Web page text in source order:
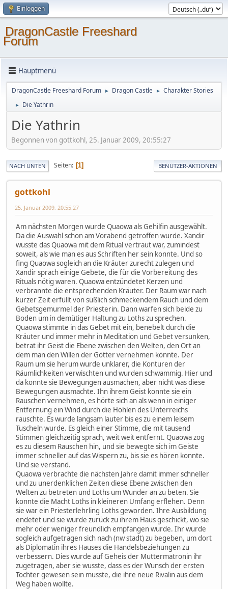
Einloggen
DragonCastle Freeshard
Forum
Hauptmenü
DragonCastle Freeshard Forum ► Dragon Castle ► Charakter Stories
► Die Yathrin
Die Yathrin
Begonnen von gottkohl, 25. Januar 2009, 20:55:27
NACH UNTEN Seiten 1 BENUTZER-AKTIONEN
gottkohl
25. Januar 2009, 20:55:27
Am nächsten Morgen wurde Quaowa als Gehilfin ausgewählt.
Da die Auswahl schon am Vorabend getroffen wurde. Xandir
wusste das Quaowa mit dem Ritual vertraut war, zumindest
soweit, als wie man es aus Schriften her sein konnte. Und so
fing Quaowa sogleich an die Kräuter zurecht zulegen und
Xandir sprach einige Gebete, die für die Vorbereitung des
Rituals nötig waren. Quaowa entzündetet Kerzen und
verbrannte die entsprechenden Kräuter. Der Raum war nach
kurzer Zeit erfüllt von süßlich schmeckendem Rauch und dem
Gebetsgemurmel der Priesterin. Dann warfen sich beide zu
Boden um in demütiger Haltung zu Loths zu sprechen.
Quaowa stimmte in das Gebet mit ein, benebelt durch die
Kräuter und immer mehr in Meditation und Gebet versunken,
betrat ihr Geist die Ebene zwischen den Welten, den Ort an
dem man den Willen der Götter vernehmen könnte. Der
Raum um sie herum wurde unklarer, die Konturen der
Räumlichkeiten verwischten und wurden schwammig. Hier und
da konnte sie Bewegungen ausmachen, aber nicht was diese
Bewegungen ausmachte. Ihn ihrem Geist konnte sie ein
Rauschen vernehmen, es hörte sich an als wenn in einiger
Entfernung ein Wind durch die Höhlen des Unterreichs
rauschte. Es wurde langsam lauter bis es zu einem leisem
Tuscheln wurde. Es gleich einer Stimme, die mit tausend
Stimmen gleichzeitig sprach, weit weit entfernt. Quaowa zog
es zu diesem Rauschen hin, und sie bewegte sich im Geiste
immer schneller auf das Wispern zu, bis sie es hören konnte.
Und sie verstand.
Quaowa verbrachte die nächsten Jahre damit immer schneller
und zu unerdenklichen Zeiten diese Ebene zwischen den
Welten zu betreten und Loths um Wunder an zu beten. Sie
konnte die Macht Loths in kleineren Umfang erflehen. Denn
sie war ein Priesterlehrling Loths geworden. Ihre Ausbildung
endetet und sie wurde zurück zu ihrem Haus geschickt, wo sie
mehr oder weniger freundlich empfangen wurde. Ihr wurde
sogleich aufgetragen sich nach (nw stadt) zu begeben, um dort
als Diplomatin ihres Hauses die Handelsbeziehungen zu
verbessern. Dies wurde auf Geheis der Muttermatronin ihr
zugetragen, aber sie wusste, dass es der Wunsch der ersten
Tochter gewesen sein musste, die ihre neue Rivalin aus dem
Weg haben wollte.